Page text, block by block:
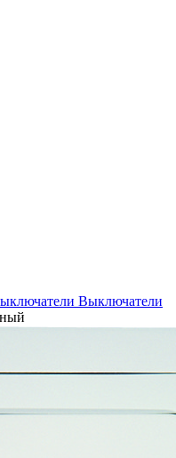
Выключатели